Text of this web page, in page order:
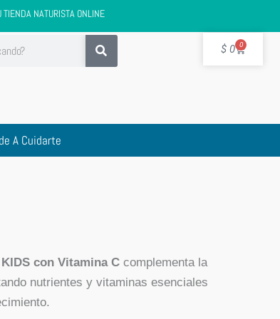
TIENDA NATURISTA ONLINE
$ 0 0
Cart
A Cuidarte
KIDS con Vitamina C complementa la
nutrientes y vitaminas esenciales